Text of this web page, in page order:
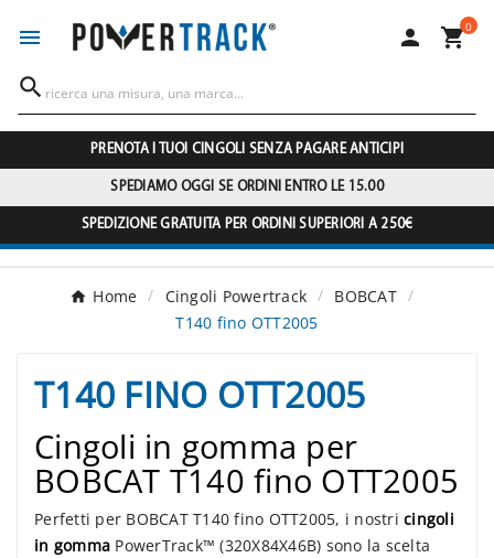
  0

PRENOTA I TUOI CINGOLI SENZA PAGARE ANTICIPI
SPEDIAMO OGGI SE ORDINI ENTRO LE 15.00
SPEDIZIONE GRATUITA PER ORDINI SUPERIORI A 250€
Home Cingoli Powertrack
BOBCAT
T140 fino OTT2005
T140 FINO OTT2005
Cingoli in gomma per
BOBCAT T140 fino OTT2005
Perfetti per BOBCAT T140 fino OTT2005, i nostri cingoli
in gomma PowerTrack™ (320X84X46B) sono la scelta